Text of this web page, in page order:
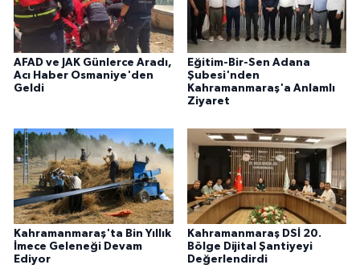
AFAD ve JAK Günlerce Aradı,
Acı Haber Osmaniye'den
Geldi
Eğitim-Bir-Sen Adana
Şubesi'nden
Kahramanmaraş'a Anlamlı
Ziyaret
Kahramanmaraş'ta Bin Yıllık
İmece Geleneği Devam
Ediyor
Kahramanmaraş DSİ 20.
Bölge Dijital Şantiyeyi
Değerlendirdi